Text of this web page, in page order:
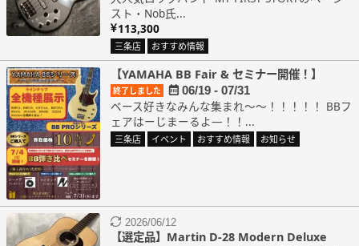
スト・Nob氏...
113,300
三条店 おすすめ情報
【YAMAHA BB Fair & セミナー開催！】
終了しました 06/19 - 07/31
ベース好きなみんな集まれ～～！！！！！ BBフ
ェアはーじまーるよ―！！...
三条店 イベント おすすめ情報 お知らせ
2026/06/12
【選定品】Martin D-28 Modern Deluxe